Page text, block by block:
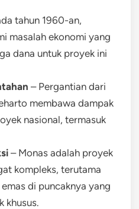
tahun 1960-an,
masalah ekonomi yang
dana untuk proyek ini
– Pergantian dari
membawa dampak
nasional, termasuk
– Monas adalah proyek
kompleks, terutama
di puncaknya yang
khusus.